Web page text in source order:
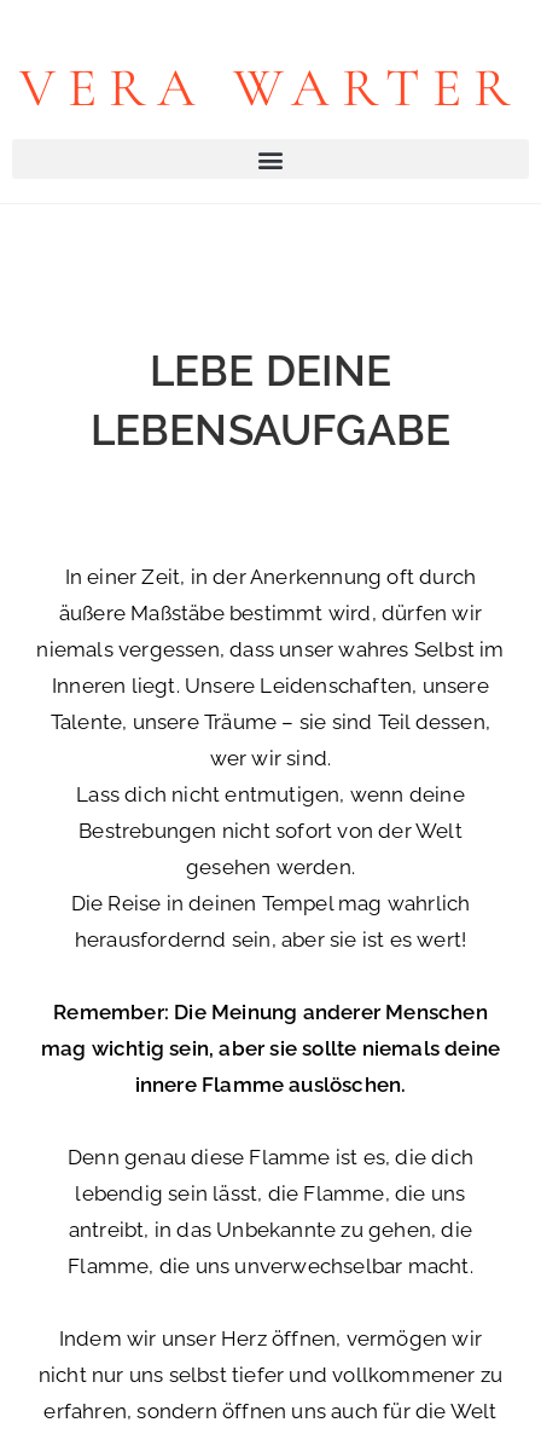
VERA WARTER
LEBE DEINE
LEBENSAUFGABE
In einer Zeit, in der Anerkennung oft durch
äußere Maßstäbe bestimmt wird, dürfen wir
niemals vergessen, dass unser wahres Selbst im
Inneren liegt. Unsere Leidenschaften, unsere
Talente, unsere Träume – sie sind Teil dessen,
wer wir sind.
Lass dich nicht entmutigen, wenn deine
Bestrebungen nicht sofort von der Welt
gesehen werden.
Die Reise in deinen Tempel mag wahrlich
herausfordernd sein, aber sie ist es wert!
Remember: Die Meinung anderer Menschen
mag wichtig sein, aber sie sollte niemals deine
innere Flamme auslöschen.
Denn genau diese Flamme ist es, die dich
lebendig sein lässt, die Flamme, die uns
antreibt, in das Unbekannte zu gehen, die
Flamme, die uns unverwechselbar macht.
Indem wir unser Herz öffnen, vermögen wir
nicht nur uns selbst tiefer und vollkommener zu
erfahren, sondern öffnen uns auch für die Welt